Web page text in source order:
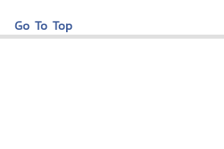
Go To Top